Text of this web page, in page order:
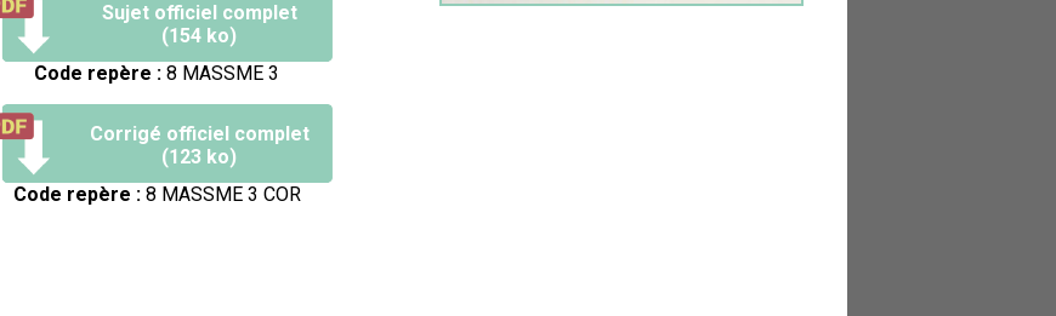
Sujet officiel complet
(154 ko)
Code repère : 8 MASSME 3
Corrigé officiel complet
(123 ko)
Code repère :8 MASSME 3 COR